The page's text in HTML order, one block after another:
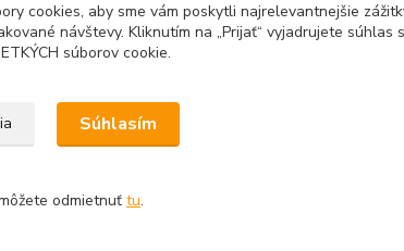
cookies, aby sme vám poskytli najrelevantnejšie
návštevy. Kliknutím na „Prijať“ vyjadrujete súhlas s
súborov cookie.
Súhlasím
odmietnuť tu.